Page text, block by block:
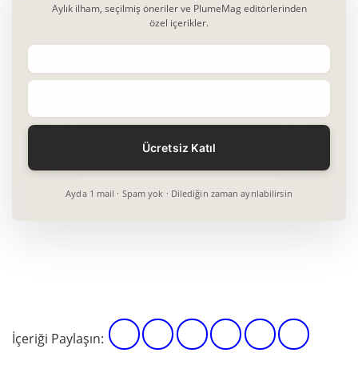
Aylık ilham, seçilmiş öneriler ve PlumeMag editörlerinden
özel içerikler.
Ayda 1 mail · Spam yok · Dilediğin zaman ayrılabilirsin
İçeriği Paylaşın: